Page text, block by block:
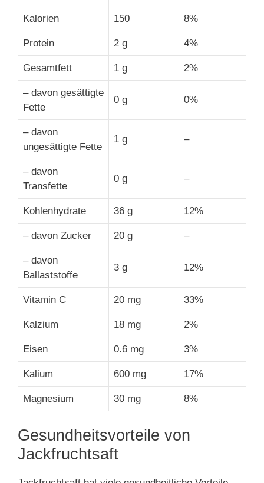
Kalorien 150 8%
Protein 2 g 4%
Gesamtfett 1 g 2%
– davon gesättigte
Fette
0 g 0%
– davon
ungesättigte Fette
1 g –
– davon
Transfette
0 g –
Kohlenhydrate 36 g 12%
– davon Zucker 20 g –
– davon
Ballaststoffe
3 g 12%
Vitamin C 20 mg 33%
Kalzium 18 mg 2%
Eisen 0.6 mg 3%
Kalium 600 mg 17%
Magnesium 30 mg 8%
Gesundheitsvorteile von
Jackfruchtsaft